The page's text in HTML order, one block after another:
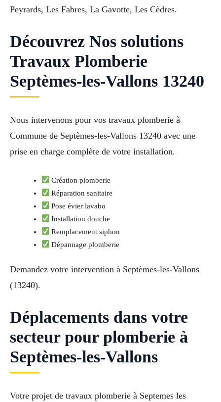
Peyrards, Les Fabres, La Gavotte, Les Cèdres.
Découvrez Nos solutions
Travaux Plomberie
Septèmes-les-Vallons 13240
Nous intervenons pour vos travaux plomberie à
Commune de Septèmes-les-Vallons 13240 avec une
prise en charge complète de votre installation.
Création plomberie
Réparation sanitaire
Pose évier lavabo
Installation douche
Remplacement siphon
Dépannage plomberie
Demandez votre intervention à Septèmes-les-Vallons
(13240).
Déplacements dans votre
secteur pour plomberie à
Septèmes-les-Vallons
Votre projet de travaux plomberie à Septemes les